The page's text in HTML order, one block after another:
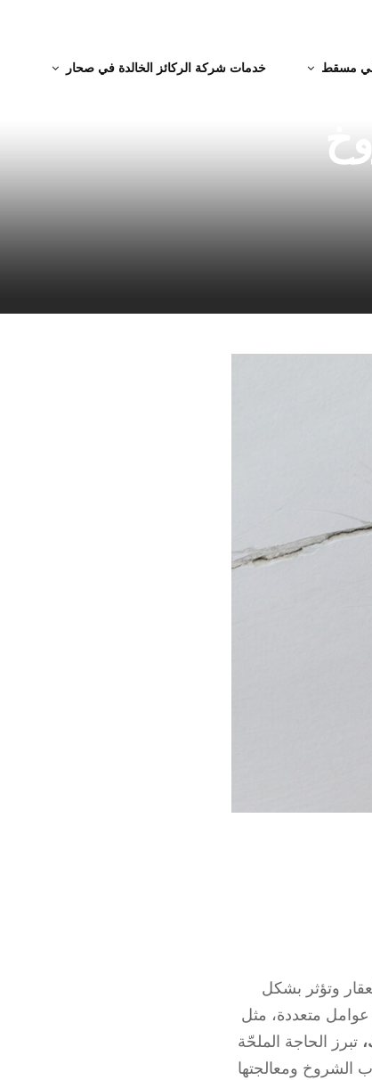
في مسقط خدمات شركة الركائز الخالدة في صحار
وتؤثر بشكل
عوامل متعددة، مثل
تبرز الحاجة الملحّة
الشروخ ومعالجتها